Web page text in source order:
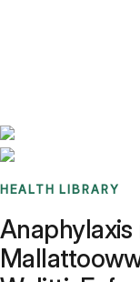
HEALTH LIBRARY